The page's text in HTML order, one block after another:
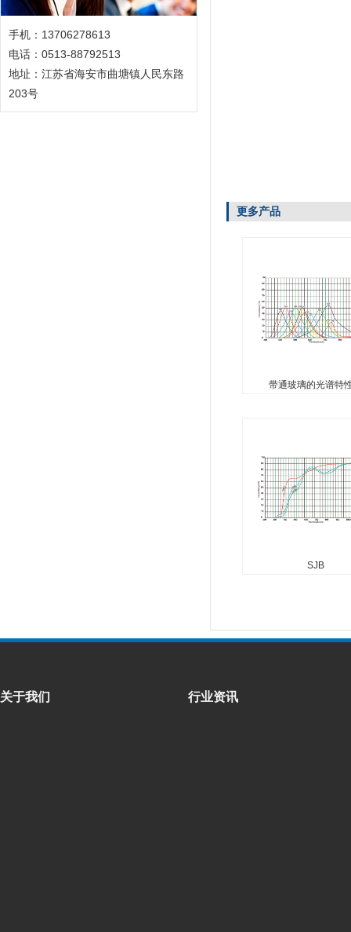
手机：13706278613
电话：0513-88792513
地址：江苏省海安市曲塘镇人民东路
203号
更多产品
带通玻璃的光谱特
SJB
关于我们 行业资讯